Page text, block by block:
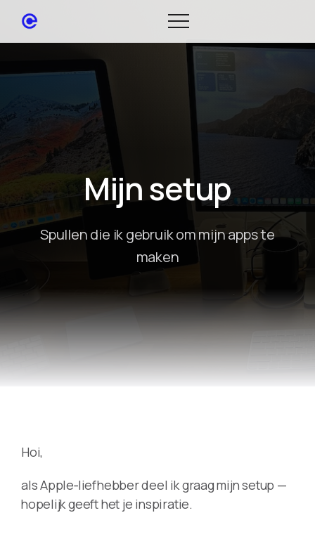
Mijn setup
Spullen die ik gebruik om mijn apps te
maken
Hoi,
als Apple‑liefhebber deel ik graag mijn setup —
hopelijk geeft het je inspiratie.